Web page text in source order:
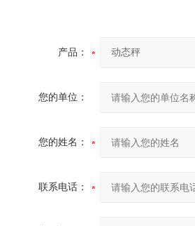
产品：
您的单位：
您的姓名：
联系电话：